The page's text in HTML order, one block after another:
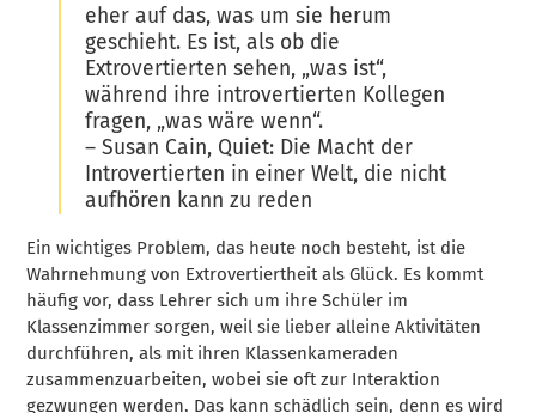
eher auf das, was um sie herum
geschieht. Es ist, als ob die
Extrovertierten sehen, „was ist“,
während ihre introvertierten Kollegen
fragen, „was wäre wenn“.
– Susan Cain, Quiet: Die Macht der
Introvertierten in einer Welt, die nicht
aufhören kann zu reden
Ein wichtiges Problem, das heute noch besteht, ist die
Wahrnehmung von Extrovertiertheit als Glück. Es kommt
häufig vor, dass Lehrer sich um ihre Schüler im
Klassenzimmer sorgen, weil sie lieber alleine Aktivitäten
durchführen, als mit ihren Klassenkameraden
zusammenzuarbeiten, wobei sie oft zur Interaktion
gezwungen werden. Das kann schädlich sein, denn es wird